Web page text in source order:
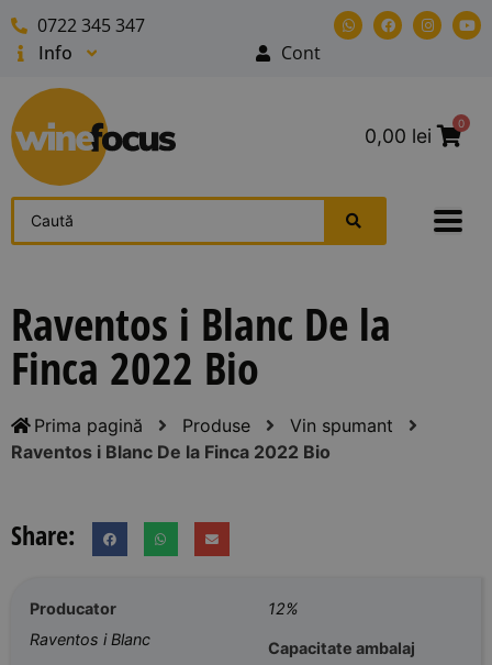
0722 345 347
Info
Cont
0,00 lei
0
Raventos i Blanc De la
Finca 2022 Bio
Prima pagină Produse
Vin spumant
Raventos i Blanc De la Finca 2022 Bio
Share:
Producator
Raventos i Blanc
12%
Capacitate ambalaj